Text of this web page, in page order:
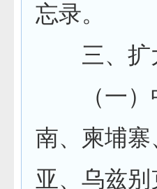
忘录。
三、扩大
（一）
南、柬埔
亚、乌兹